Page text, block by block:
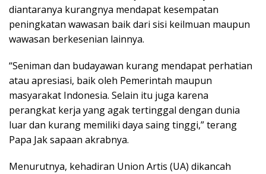
diantaranya kurangnya mendapat kesempatan
peningkatan wawasan baik dari sisi keilmuan maupun
wawasan berkesenian lainnya.
“Seniman dan budayawan kurang mendapat perhatian
atau apresiasi, baik oleh Pemerintah maupun
masyarakat Indonesia. Selain itu juga karena
perangkat kerja yang agak tertinggal dengan dunia
luar dan kurang memiliki daya saing tinggi,” terang
Papa Jak sapaan akrabnya.
Menurutnya, kehadiran Union Artis (UA) dikancah